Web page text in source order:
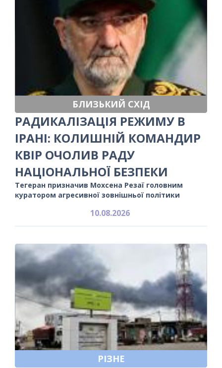
БЛИЗЬКИЙ СХІД
РАДИКАЛІЗАЦІЯ РЕЖИМУ В
ІРАНІ: КОЛИШНІЙ КОМАНДИР
КВІР ОЧОЛИВ РАДУ
НАЦІОНАЛЬНОЇ БЕЗПЕКИ
Тегеран призначив Мохсена Резаї головним
куратором агресивної зовнішньої політики
10.08.2026
РІЗНЕ